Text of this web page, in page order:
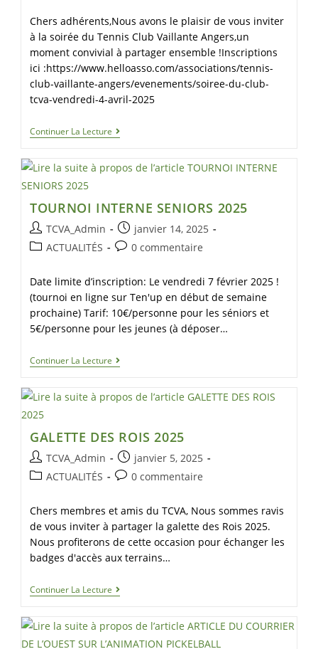
Chers adhérents,Nous avons le plaisir de vous inviter
à la soirée du Tennis Club Vaillante Angers,un
moment convivial à partager ensemble !Inscriptions
ici :https://www.helloasso.com/associations/tennis-
club-vaillante-angers/evenements/soiree-du-club-
tcva-vendredi-4-avril-2025
Continuer La Lecture
TOURNOI INTERNE SENIORS 2025
TCVA_Admin
janvier 14, 2025
ACTUALITÉS
0 commentaire
Date limite d’inscription: Le vendredi 7 février 2025 !
(tournoi en ligne sur Ten'up en début de semaine
prochaine) Tarif: 10€/personne pour les séniors et
5€/personne pour les jeunes (à déposer…
Continuer La Lecture
GALETTE DES ROIS 2025
TCVA_Admin
janvier 5, 2025
ACTUALITÉS
0 commentaire
Chers membres et amis du TCVA, Nous sommes ravis
de vous inviter à partager la galette des Rois 2025.
Nous profiterons de cette occasion pour échanger les
badges d'accès aux terrains…
Continuer La Lecture